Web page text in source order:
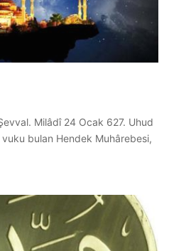
Milâdî 24 Ocak 627. Uhud
vuku bulan Hendek Muhârebesi,